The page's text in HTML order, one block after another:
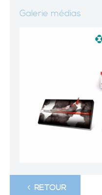
Galerie médias
RETOUR